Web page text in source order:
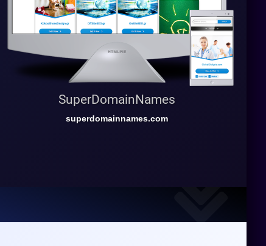
SuperDomainNames
superdomainnames.com